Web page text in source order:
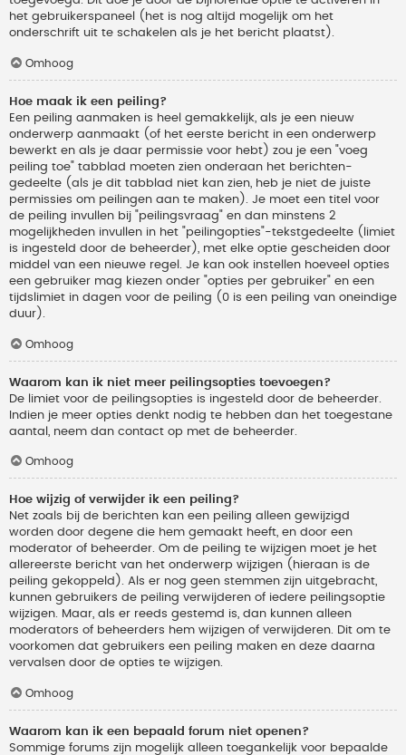
het gebruikerspaneel (het is nog altijd mogelijk om het
onderschrift uit te schakelen als je het bericht plaatst).
Omhoog
Hoe maak ik een peiling?
Een peiling aanmaken is heel gemakkelijk, als je een nieuw
onderwerp aanmaakt (of het eerste bericht in een onderwerp
bewerkt en als je daar permissie voor hebt) zou je een "voeg
peiling toe" tabblad moeten zien onderaan het berichten-
gedeelte (als je dit tabblad niet kan zien, heb je niet de juiste
permissies om peilingen aan te maken). Je moet een titel voor
de peiling invullen bij "peilingsvraag" en dan minstens 2
mogelijkheden invullen in het "peilingopties"-tekstgedeelte (limiet
is ingesteld door de beheerder), met elke optie gescheiden door
middel van een nieuwe regel. Je kan ook instellen hoeveel opties
een gebruiker mag kiezen onder "opties per gebruiker" en een
tijdslimiet in dagen voor de peiling (0 is een peiling van oneindige
duur).
Omhoog
Waarom kan ik niet meer peilingsopties toevoegen?
De limiet voor de peilingsopties is ingesteld door de beheerder.
Indien je meer opties denkt nodig te hebben dan het toegestane
aantal, neem dan contact op met de beheerder.
Omhoog
Hoe wijzig of verwijder ik een peiling?
Net zoals bij de berichten kan een peiling alleen gewijzigd
worden door degene die hem gemaakt heeft, en door een
moderator of beheerder. Om de peiling te wijzigen moet je het
allereerste bericht van het onderwerp wijzigen (hieraan is de
peiling gekoppeld). Als er nog geen stemmen zijn uitgebracht,
kunnen gebruikers de peiling verwijderen of iedere peilingsoptie
wijzigen. Maar, als er reeds gestemd is, dan kunnen alleen
moderators of beheerders hem wijzigen of verwijderen. Dit om te
voorkomen dat gebruikers een peiling maken en deze daarna
vervalsen door de opties te wijzigen.
Omhoog
Waarom kan ik een bepaald forum niet openen?
Sommige forums zijn mogelijk alleen toegankelijk voor bepaalde